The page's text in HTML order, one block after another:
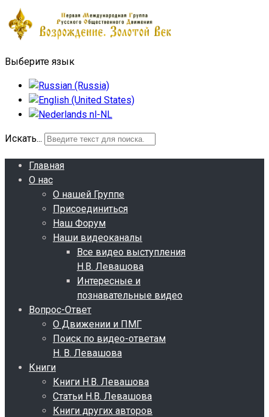
Выберите язык
Искать...
Главная
О нас
О нашей Группе
Присоединиться
Наш Форум
Наши видеоканалы
Все видео выступления
Н.В. Левашова
Интересные и
познавательные видео
Вопрос-Ответ
О Движении и ПМГ
Поиск по видео-ответам
Н. В. Левашова
Книги
Книги Н.В. Левашова
Статьи Н.В. Левашова
Книги других авторов